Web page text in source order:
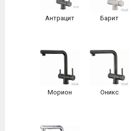
Антрацит Барит
Морион Оникс